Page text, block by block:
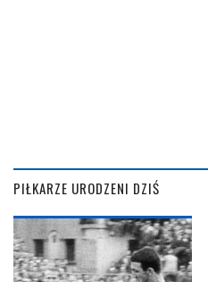
PIŁKARZE URODZENI DZIŚ